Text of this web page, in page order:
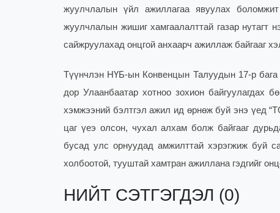
жуулчлалын үйл ажиллагаа явуулах
жуулчлалын жишиг хамгаалалттай газар нутагт
сайжруулахад онцгой анхаарч ажиллаж байгааг
Түүнчлэн НҮБ-ын Конвенцын Талуудын 17-р бага
дор Улаанбаатар хотноо зохион байгуулагдах
хэмжээний бэлтгэл ажил ид өрнөж буй энэ үед
цаг үеэ олсон, чухал алхам болж байгааг
бусад улс орнуудад амжилттай хэрэгжиж буй
холбоотой, тууштай хамтран ажиллана гэдгийг
НИЙТ СЭТГЭГДЭЛ (0)